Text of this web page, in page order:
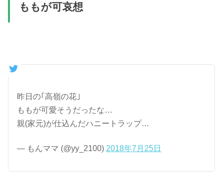
ももが可哀想
昨日の｢高嶺の花｣
ももが可愛そうだったな…
親(家元)が仕込んだハニートラップ…
— もんママ (@yy_2100) 2018年7月25日